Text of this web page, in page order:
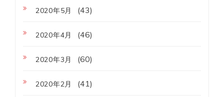
2020年5月 (43)
2020年4月 (46)
2020年3月 (60)
2020年2月 (41)